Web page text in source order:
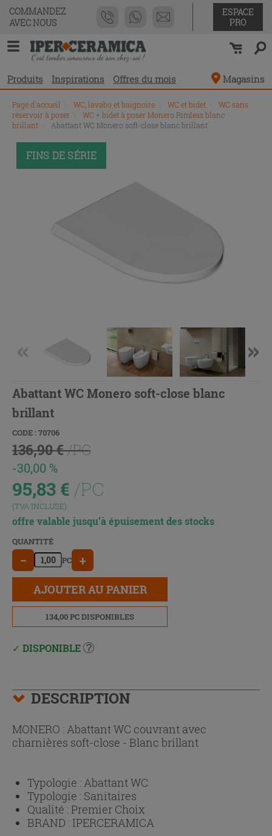
COMMANDEZ
AVEC NOUS
ESPACE
PRO
Produits Inspirations Offres du mois Magasins
Page d'accueil WC, lavabo et baignoire WC et bidet
WC sans
réservoir à poser
WC + bidet à poser Monero Rimless blanc
brillant
Abattant WC Monero soft-close blanc brillant
PROMO
FINS DE SÉRIE
Abattant WC Monero soft-close blanc
brillant
CODE : 70706
136,90 €/PC
-30,00 %
95,83 € /PC
(TVA INCLUSE)
offre valable jusqu’à épuisement des stocks
QUANTITÉ
− PC +
AJOUTER AU PANIER
134,00 PC DISPONIBLES
DISPONIBLE
DESCRIPTION
MONERO : Abattant WC couvrant avec
charnières soft-close - Blanc brillant
Typologie : Abattant WC
Typologie : Sanitaires
Qualité :Premier Choix
BRAND : IPERCERAMICA